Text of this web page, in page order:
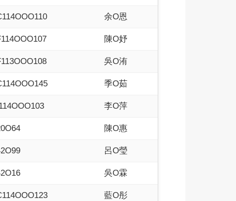
余O恩
陳O妤
吳O洧
季O茹
李O萍
陳O惠
呂O瑩
吳O霖
藍O彤